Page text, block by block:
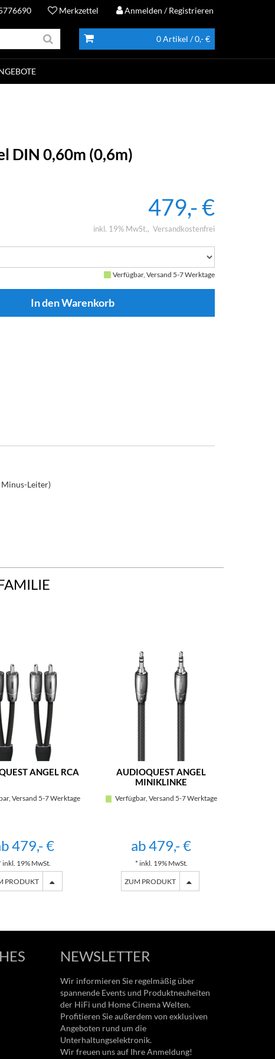
Merkzettel Anmelden / Registrieren
0 Artikel / 0,- €
DIN 0,60m (0,6m)
479,- €
inkl. 19% MwSt. Versandkostenfrei
Verfügbar, Versand 5-7 Werktage
Minus-Leiter)
ANGEL RCA
Versand 5-7 Werktage
479,- €
inkl. 19% MwSt.
PRODUKT
AUDIOQUEST ANGEL
MINIKLINKE
Verfügbar, Versand 5-7 Werktage
ab 479,- €
* inkl. 19% MwSt.
ZUM PRODUKT
NEWSLETTER
Wir informieren Sie regelmäßig über
spannende Events und Produktneuheiten
der HiFi und Home Cinema Welten.
Profitieren Sie außerdem von exklusiven
Angeboten rund um die
Unterhaltungselektronik.
Wir freuen uns auf Ihre Anmeldung!